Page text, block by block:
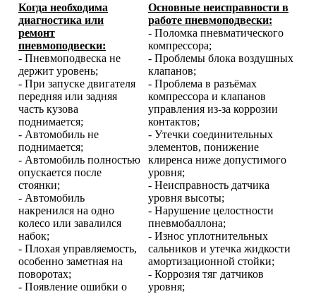
Когда необходима
диагностика или
ремонт
пневмоподвески:
- Пневмоподвеска не
держит уровень;
- При запуске двигателя
передняя или задняя
часть кузова
поднимается;
- Автомобиль не
поднимается;
- Автомобиль полностью
опускается после
стоянки;
- Автомобиль
накренился на одно
колесо или завалился
набок;
- Плохая управляемость,
особенно заметная на
поворотах;
- Появление ошибки о
Основные неисправности в
работе пневмоподвески:
- Поломка пневматического
компрессора;
- Проблемы блока воздушных
клапанов;
- Проблема в разъёмах
компрессора и клапанов
управления из-за коррозии
контактов;
- Утечки соединительных
элементов, понижение
клиренса ниже допустимого
уровня;
- Неисправность датчика
уровня высоты;
- Нарушение целостности
пневмобаллона;
- Износ уплотнительных
сальников и утечка жидкости
амортизационной стойки;
- Коррозия тяг датчиков
уровня;